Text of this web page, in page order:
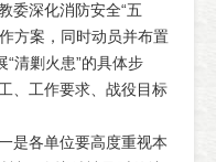
深化消防安全“五
方案，同时动员并布置
“清剿火患”的具体步
、工作要求、战役目标
各单位要高度重视本